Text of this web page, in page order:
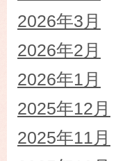
2026年3月
2026年2月
2026年1月
2025年12月
2025年11月